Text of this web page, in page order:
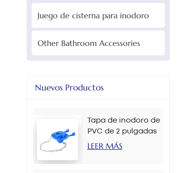
Juego de cisterna para inodoro
Other Bathroom Accessories
Nuevos Productos
Tapa de inodoro de
PVC de 2 pulgadas
en varios colores
LEER MÁS